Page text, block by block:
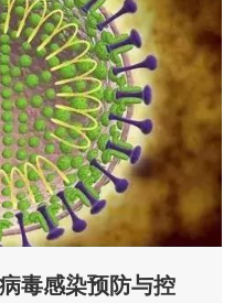
毒感染预防与控